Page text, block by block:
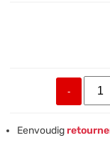
-
Eenvoudig